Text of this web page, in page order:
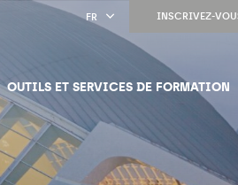
FR INSCRIVEZ-
OUTILS ET SERVICES DE FORMATION